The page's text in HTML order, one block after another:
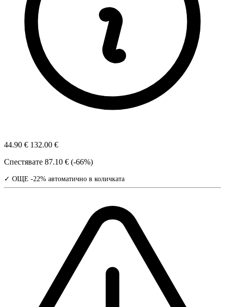
44.90 € 132.00 €
Спестявате 87.10 € (-66%)
✓ ОЩЕ -22% автоматично в количката